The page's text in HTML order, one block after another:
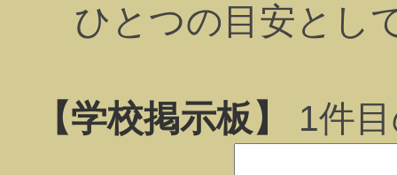
ひとつの目安とし
【学校掲示板】 1件